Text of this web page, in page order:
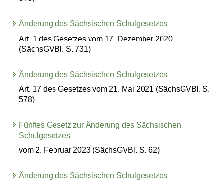
Änderung des Sächsischen Schulgesetzes
Art. 1 des Gesetzes vom 17. Dezember 2020
(SächsGVBl. S. 731)
Änderung des Sächsischen Schulgesetzes
Art. 17 des Gesetzes vom 21. Mai 2021 (SächsGVBl. S.
578)
Fünftes Gesetz zur Änderung des Sächsischen
Schulgesetzes
vom 2. Februar 2023 (SächsGVBl. S. 62)
Änderung des Sächsischen Schulgesetzes